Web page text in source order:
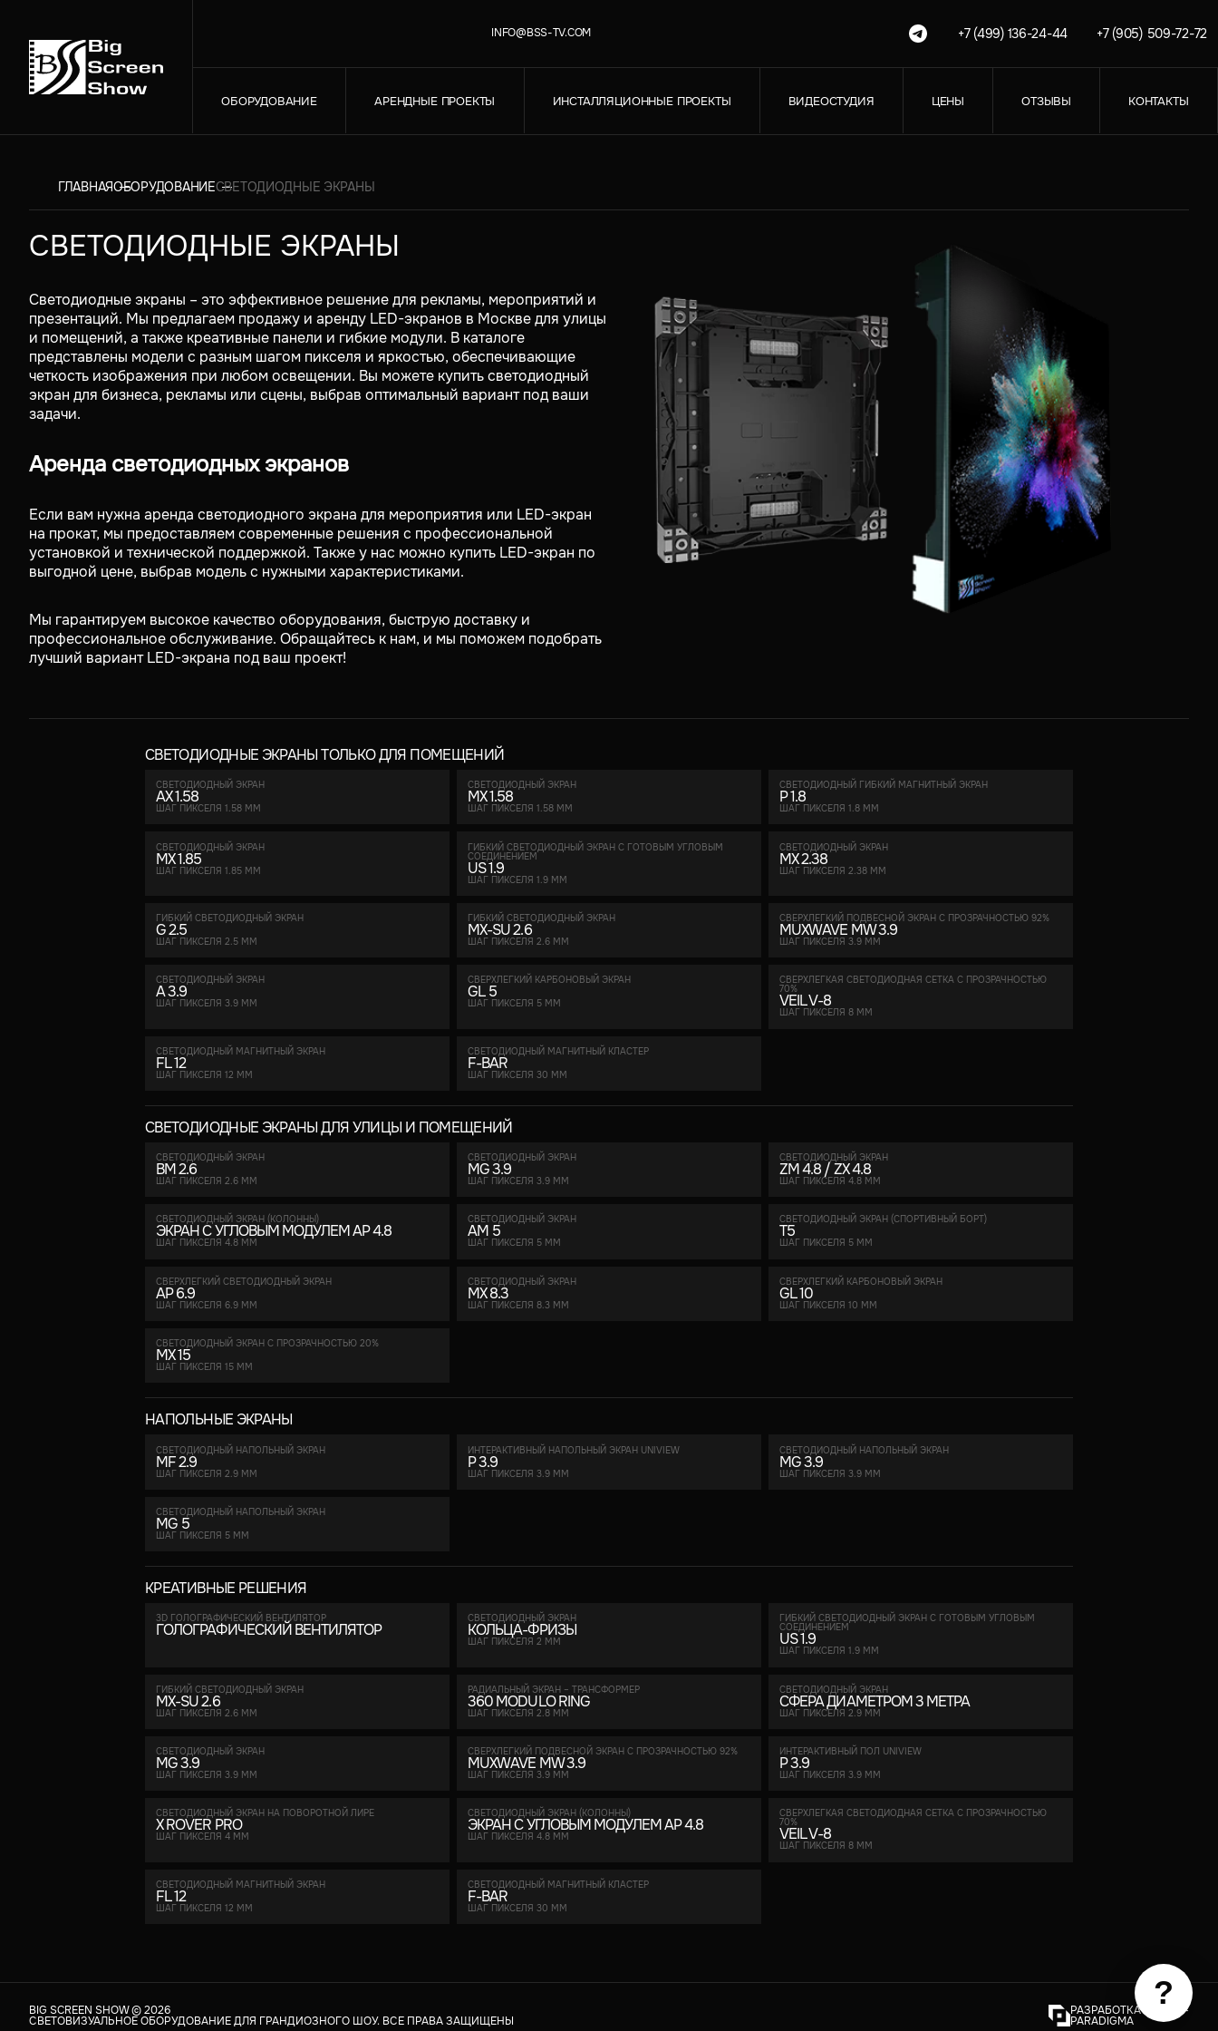
INFO@BSS-TV.COM +7 (499) 136-24-44 +7 (905) 509-72-72
ОБОРУДОВАНИЕ АРЕНДНЫЕ ПРОЕКТЫ ИНСТАЛЛЯЦИОННЫЕ ПРОЕКТЫ ВИДЕОСТУДИЯ ЦЕНЫ ОТЗЫВЫ КОНТАКТЫ
ГЛАВНАЯОБОРУДОВАНИЕСВЕТОДИОДНЫЕ ЭКРАНЫ
СВЕТОДИОДНЫЕ ЭКРАНЫ
Светодиодные экраны – это эффективное решение для рекламы, мероприятий и
презентаций. Мы предлагаем продажу и аренду LED-экранов в Москве для улицы
и помещений, а также креативные панели и гибкие модули. В каталоге
представлены модели с разным шагом пикселя и яркостью, обеспечивающие
четкость изображения при любом освещении. Вы можете купить светодиодный
экран для бизнеса, рекламы или сцены, выбрав оптимальный вариант под ваши
задачи.
Аренда cветодиодных экранов
Если вам нужна аренда светодиодного экрана для мероприятия или LED-экран
на прокат, мы предоставляем современные решения с профессиональной
установкой и технической поддержкой. Также у нас можно купить LED-экран по
выгодной цене, выбрав модель с нужными характеристиками.
Мы гарантируем высокое качество оборудования, быструю доставку и
профессиональное обслуживание. Обращайтесь к нам, и мы поможем подобрать
лучший вариант LED-экрана под ваш проект!
СВЕТОДИОДНЫЕ ЭКРАНЫ ТОЛЬКО ДЛЯ ПОМЕЩЕНИЙ
CВЕТОДИОДНЫЙ ЭКРАН
AX 1.58
ШАГ ПИКСЕЛЯ 1.58 ММ
СВЕТОДИОДНЫЙ ЭКРАН
MX 1.58
ШАГ ПИКСЕЛЯ 1.58 ММ
СВЕТОДИОДНЫЙ ГИБКИЙ МАГНИТНЫЙ ЭКРАН
P 1.8
ШАГ ПИКСЕЛЯ 1.8 ММ
СВЕТОДИОДНЫЙ ЭКРАН
MX 1.85
ШАГ ПИКСЕЛЯ 1.85 ММ
ГИБКИЙ СВЕТОДИОДНЫЙ ЭКРАН С ГОТОВЫМ УГЛОВЫМ
СОЕДИНЕНИЕМ
US 1.9
ШАГ ПИКСЕЛЯ 1.9 ММ
СВЕТОДИОДНЫЙ ЭКРАН
MX 2.38
ШАГ ПИКСЕЛЯ 2.38 ММ
ГИБКИЙ СВЕТОДИОДНЫЙ ЭКРАН
G 2.5
ШАГ ПИКСЕЛЯ 2.5 ММ
ГИБКИЙ СВЕТОДИОДНЫЙ ЭКРАН
MX-SU 2.6
ШАГ ПИКСЕЛЯ 2.6 ММ
СВЕРХЛЕГКИЙ ПОДВЕСНОЙ ЭКРАН С ПРОЗРАЧНОСТЬЮ 92%
MUXWAVE MW 3.9
ШАГ ПИКСЕЛЯ 3.9 ММ
СВЕТОДИОДНЫЙ ЭКРАН
A 3.9
ШАГ ПИКСЕЛЯ 3.9 ММ
СВЕРХЛЕГКИЙ КАРБОНОВЫЙ ЭКРАН
GL 5
ШАГ ПИКСЕЛЯ 5 ММ
CВЕРХЛЕГКАЯ СВЕТОДИОДНАЯ СЕТКА С ПРОЗРАЧНОСТЬЮ
70%
VEIL V-8
ШАГ ПИКСЕЛЯ 8 ММ
СВЕТОДИОДНЫЙ МАГНИТНЫЙ ЭКРАН
FL 12
ШАГ ПИКСЕЛЯ 12 ММ
СВЕТОДИОДНЫЙ МАГНИТНЫЙ КЛАСТЕР
F-BAR
ШАГ ПИКСЕЛЯ 30 ММ
СВЕТОДИОДНЫЕ ЭКРАНЫ ДЛЯ УЛИЦЫ И ПОМЕЩЕНИЙ
СВЕТОДИОДНЫЙ ЭКРАН
BM 2.6
ШАГ ПИКСЕЛЯ 2.6 ММ
СВЕТОДИОДНЫЙ ЭКРАН
MG 3.9
ШАГ ПИКСЕЛЯ 3.9 ММ
СВЕТОДИОДНЫЙ ЭКРАН
ZM 4.8 / ZX 4.8
ШАГ ПИКСЕЛЯ 4.8 ММ
СВЕТОДИОДНЫЙ ЭКРАН (КОЛОННЫ)
ЭКРАН С УГЛОВЫМ МОДУЛЕМ AP 4.8
ШАГ ПИКСЕЛЯ 4.8 ММ
СВЕТОДИОДНЫЙ ЭКРАН
AM 5
ШАГ ПИКСЕЛЯ 5 ММ
СВЕТОДИОДНЫЙ ЭКРАН (CПОРТИВНЫЙ БОРТ)
T5
ШАГ ПИКСЕЛЯ 5 ММ
CВЕРХЛЕГКИЙ СВЕТОДИОДНЫЙ ЭКРАН
AP 6.9
ШАГ ПИКСЕЛЯ 6.9 ММ
СВЕТОДИОДНЫЙ ЭКРАН
MX 8.3
ШАГ ПИКСЕЛЯ 8.3 ММ
СВЕРХЛЕГКИЙ КАРБОНОВЫЙ ЭКРАН
GL 10
ШАГ ПИКСЕЛЯ 10 ММ
СВЕТОДИОДНЫЙ ЭКРАН C ПРОЗРАЧНОСТЬЮ 20%
MX 15
ШАГ ПИКСЕЛЯ 15 ММ
НАПОЛЬНЫЕ ЭКРАНЫ
СВЕТОДИОДНЫЙ НАПОЛЬНЫЙ ЭКРАН
MF 2.9
ШАГ ПИКСЕЛЯ 2.9 ММ
ИНТЕРАКТИВНЫЙ НАПОЛЬНЫЙ ЭКРАН UNIVIEW
P 3.9
ШАГ ПИКСЕЛЯ 3.9 ММ
СВЕТОДИОДНЫЙ НАПОЛЬНЫЙ ЭКРАН
MG 3.9
ШАГ ПИКСЕЛЯ 3.9 ММ
СВЕТОДИОДНЫЙ НАПОЛЬНЫЙ ЭКРАН
MG 5
ШАГ ПИКСЕЛЯ 5 ММ
КРЕАТИВНЫЕ РЕШЕНИЯ
3D ГОЛОГРАФИЧЕСКИЙ ВЕНТИЛЯТОР
ГОЛОГРАФИЧЕСКИЙ ВЕНТИЛЯТОР
СВЕТОДИОДНЫЙ ЭКРАН
КОЛЬЦА-ФРИЗЫ
ШАГ ПИКСЕЛЯ 2 ММ
ГИБКИЙ СВЕТОДИОДНЫЙ ЭКРАН С ГОТОВЫМ УГЛОВЫМ
СОЕДИНЕНИЕМ
US 1.9
ШАГ ПИКСЕЛЯ 1.9 ММ
ГИБКИЙ СВЕТОДИОДНЫЙ ЭКРАН
MX-SU 2.6
ШАГ ПИКСЕЛЯ 2.6 ММ
РАДИАЛЬНЫЙ ЭКРАН – ТРАНСФОРМЕР
360 MODULO RING
ШАГ ПИКСЕЛЯ 2.8 ММ
СВЕТОДИОДНЫЙ ЭКРАН
СФЕРА ДИАМЕТРОМ 3 МЕТРА
ШАГ ПИКСЕЛЯ 2.9 ММ
СВЕТОДИОДНЫЙ ЭКРАН
MG 3.9
ШАГ ПИКСЕЛЯ 3.9 ММ
СВЕРХЛЕГКИЙ ПОДВЕСНОЙ ЭКРАН С ПРОЗРАЧНОСТЬЮ 92%
MUXWAVE MW 3.9
ШАГ ПИКСЕЛЯ 3.9 ММ
ИНТЕРАКТИВНЫЙ ПОЛ UNIVIEW
P 3.9
ШАГ ПИКСЕЛЯ 3.9 ММ
СВЕТОДИОДНЫЙ ЭКРАН НА ПОВОРОТНОЙ ЛИРЕ
Х ROVER PRO
ШАГ ПИКСЕЛЯ 4 ММ
СВЕТОДИОДНЫЙ ЭКРАН (КОЛОННЫ)
ЭКРАН С УГЛОВЫМ МОДУЛЕМ AP 4.8
ШАГ ПИКСЕЛЯ 4.8 ММ
CВЕРХЛЕГКАЯ СВЕТОДИОДНАЯ СЕТКА С ПРОЗРАЧНОСТЬЮ
70%
VEIL V-8
ШАГ ПИКСЕЛЯ 8 ММ
СВЕТОДИОДНЫЙ МАГНИТНЫЙ ЭКРАН
FL 12
ШАГ ПИКСЕЛЯ 12 ММ
CВЕТОДИОДНЫЙ МАГНИТНЫЙ КЛАСТЕР
F-BAR
ШАГ ПИКСЕЛЯ 30 ММ
BIG SCREEN SHOW ©2026
СВЕТОВИЗУАЛЬНОЕ ОБОРУДОВАНИЕ ДЛЯ ГРАНДИОЗНОГО ШОУ. ВСЕ ПРАВА ЗАЩИЩЕНЫ
РАЗРАБОТКА САЙТА –
PARADIGMA
?